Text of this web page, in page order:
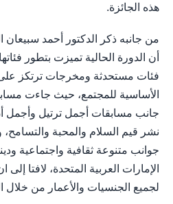
هذه الجائزة.
من جانبه ذكر الدكتور أحمد سبيعان
أن الدورة الحالية تميزت بتطور
فئات مستحدثة ومخرجات ترتكز على
الأساسية للمجتمع، حيث جاءت
جانب مسابقات أجمل ترتيل وأجمل
نشر قيم السلام والمحبة
جوانب متنوعة ثقافية واجتماعية
الإمارات العربية المتحدة، لافتا
لجميع الجنسيات والأعمار من خلال